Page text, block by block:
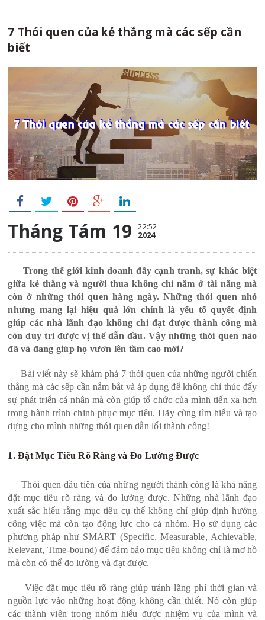
7 Thói quen của kẻ thắng mà các sếp cần
biết
Tháng Tám 19 22:52
2024
Trong thế giới kinh doanh đầy cạnh tranh, sự khác biệt
giữa kẻ thắng và người thua không chỉ nằm ở tài năng mà
còn ở những thói quen hàng ngày. Những thói quen nhỏ
nhưng mang lại hiệu quả lớn chính là yếu tố quyết định
giúp các nhà lãnh đạo không chỉ đạt được thành công mà
còn duy trì được vị thế dẫn đầu. Vậy những thói quen nào
đã và đang giúp họ vươn lên tầm cao mới?
Bài viết này sẽ khám phá 7 thói quen của những người chiến
thắng mà các sếp cần nắm bắt và áp dụng để không chỉ thúc đẩy
sự phát triển cá nhân mà còn giúp tổ chức của mình tiến xa hơn
trong hành trình chinh phục mục tiêu. Hãy cùng tìm hiểu và tạo
dựng cho mình những thói quen dẫn lối thành công!
1. Đặt Mục Tiêu Rõ Ràng và Đo Lường Được
Thói quen đầu tiên của những người thành công là khả năng
đặt mục tiêu rõ ràng và đo lường được. Những nhà lãnh đạo
xuất sắc hiểu rằng mục tiêu cụ thể không chỉ giúp định hướng
công việc mà còn tạo động lực cho cả nhóm. Họ sử dụng các
phương pháp như SMART (Specific, Measurable, Achievable,
Relevant, Time-bound) để đảm bảo mục tiêu không chỉ là mơ hồ
mà còn có thể đo lường và đạt được.
Việc đặt mục tiêu rõ ràng giúp tránh lãng phí thời gian và
nguồn lực vào những hoạt động không cần thiết. Nó còn giúp
các thành viên trong nhóm hiểu được nhiệm vụ của mình và